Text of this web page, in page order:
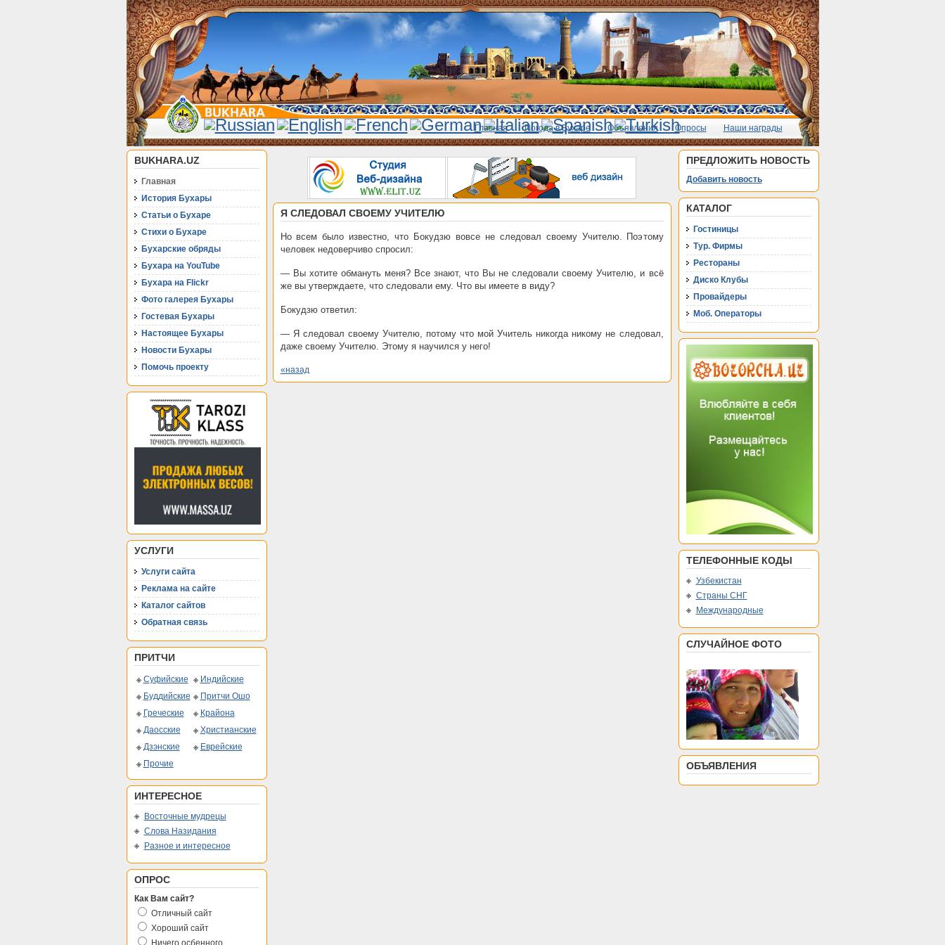
Главная Погода в Бухаре Объявления Опросы Наши награды
BUKHARA.UZ
Главная
История Бухары
Статьи о Бухаре
Стихи о Бухаре
Бухарские обряды
Бухара на YouTube
Бухара на Flickr
Фото галерея Бухары
Гостевая Бухары
Настоящее Бухары
Новости Бухары
Помочь проекту
УСЛУГИ
Услуги сайта
Реклама на сайте
Каталог сайтов
Обратная связь
ПРИТЧИ
Суфийские
Индийские
Буддийские
Притчи Ошо
Греческие
Крайона
Даосские
Христианские
Дзэнские
Еврейские
Прочие
ИНТЕРЕСНОЕ
Восточные мудрецы
Слова Назидания
Разное и интересное
ОПРОС
Как Вам сайт?
Отличный сайт
Хороший сайт
Ничего осбенного
Я СЛЕДОВАЛ СВОЕМУ УЧИТЕЛЮ
Но всем было известно, что Бокудзю вовсе не следовал своему Учителю. Поэтому
человек недоверчиво спросил:
— Вы хотите обмануть меня? Все знают, что Вы не следовали своему Учителю, и всё
же вы утверждаете, что следовали ему. Что вы имеете в виду?
Бокудзю ответил:
— Я следовал своему Учителю, потому что мой Учитель никогда никому не следовал,
даже своему Учителю. Этому я научился у него!
«назад
ПРЕДЛОЖИТЬ НОВОСТЬ
Добавить новость
КАТАЛОГ
Гостиницы
Тур. Фирмы
Рестораны
Диско Клубы
Провайдеры
Моб. Операторы
ТЕЛЕФОННЫЕ КОДЫ
Узбекистан
Страны СНГ
Международные
СЛУЧАЙНОЕ ФОТО
ОБЪЯВЛЕНИЯ